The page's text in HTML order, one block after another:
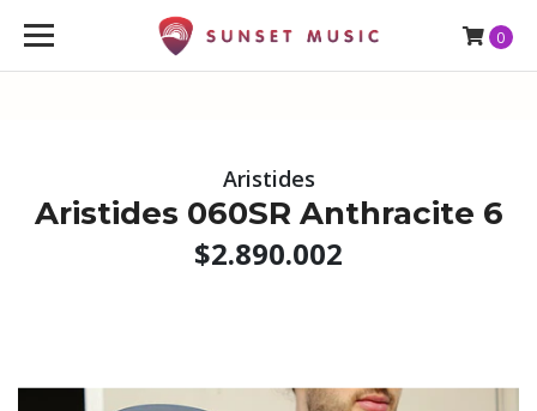
0
Aristides
Aristides 060SR Anthracite 6
$2.890.002